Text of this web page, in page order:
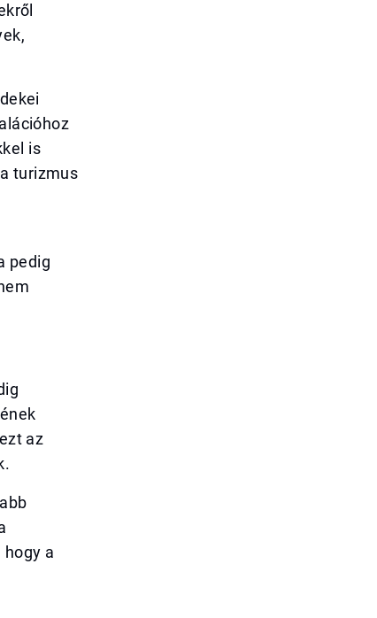
is
turizmus
pedig
az
a